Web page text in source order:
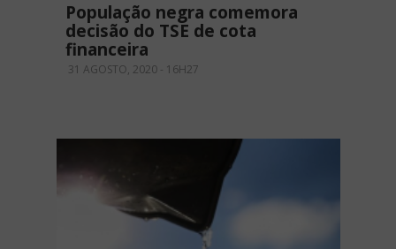
População negra comemora
decisão do TSE de cota
financeira
31 AGOSTO, 2020 - 16H27